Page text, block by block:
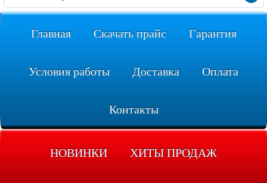
Главная Скачать прайс Гарантия
Условия работы Доставка Оплата
Контакты
НОВИНКИ ХИТЫ ПРОДАЖ